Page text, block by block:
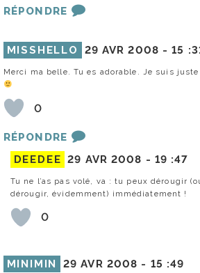
RÉPONDRE
MISSHELLO 29 AVR 2008 -15
Merci ma belle. Tu es adorable. Je suis
0
RÉPONDRE
DEEDEE 29 AVR 2008 - 19 :47
Tu ne l’as pas volé, va : tu peux dérougir
dérougir, évidemment) immédiatement !
0
MINIMIN 29 AVR 2008 - 15 :49